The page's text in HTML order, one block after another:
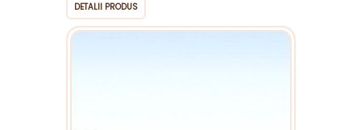
DETALII PRODUS